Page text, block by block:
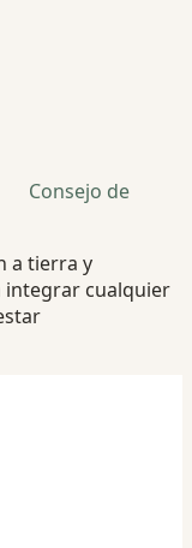
Consejo de
a tierra y
integrar cualquier